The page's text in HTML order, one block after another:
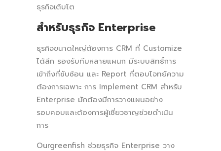
ธุรกิจเติบโต
สำหรับธุรกิจ Enterprise
ธุรกิจขนาดใหญ่ต้องการ CRM ที่ Customize
ได้ลึก รองรับทีมหลายแผนก มีระบบสิทธิ์การ
เข้าถึงที่ซับซ้อน และ Report ที่ตอบโจทย์ความ
ต้องการเฉพาะ การ Implement CRM สำหรับ
Enterprise มักต้องมีการวางแผนอย่าง
รอบคอบและต้องการผู้เชี่ยวชาญช่วยดำเนิน
การ
Ourgreenfish ช่วยธุรกิจ Enterprise วาง